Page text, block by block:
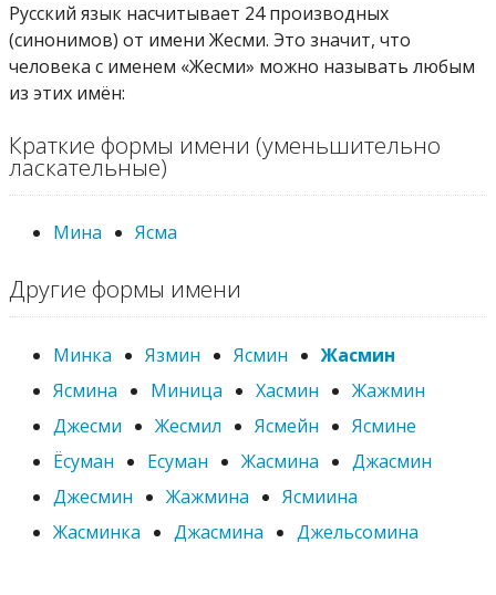
Русский язык насчитывает 24 производных
(синонимов) от имени Жесми. Это значит, что
человека с именем «Жесми» можно называть любым
из этих имён:
Краткие формы имени (уменьшительно
ласкательные)
Мина Ясма
Другие формы имени
Минка Язмин Ясмин
Жасмин
Ясмина
Миница Хасмин
Жажмин
Джесми
Жесмил Ясмейн
Ясмине
Ёсуман
Есуман Жасмина
Джасмин
Джесмин
Жажмина
Ясмиина
Жасминка
Джасмина Джельсомина